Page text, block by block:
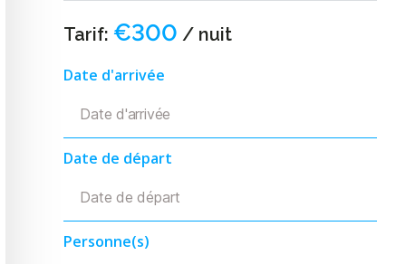
Tarif:€300 / nuit
Date d'arrivée
Date de départ
Personne(s)